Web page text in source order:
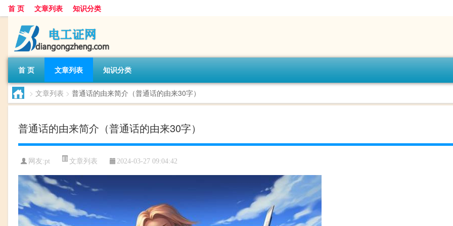
首 页 文章列表 知识分类
首 页 文章列表 知识分类
> 文章列表 > 普通话的由来简介（普通话的由来30字）
普通话的由来简介（普通话的由来30字）
网友:pt 文章列表 2024-03-27 09:04:42